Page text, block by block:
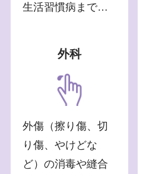
生活習慣病まで内
口となります。症
状により、心療内
科的療法、不眠症
治療なども含め、
幅広い選択肢から
適切な治療を行い
ます。
外科
外傷（擦り傷、切
り傷、やけどな
ど）の消毒や縫合